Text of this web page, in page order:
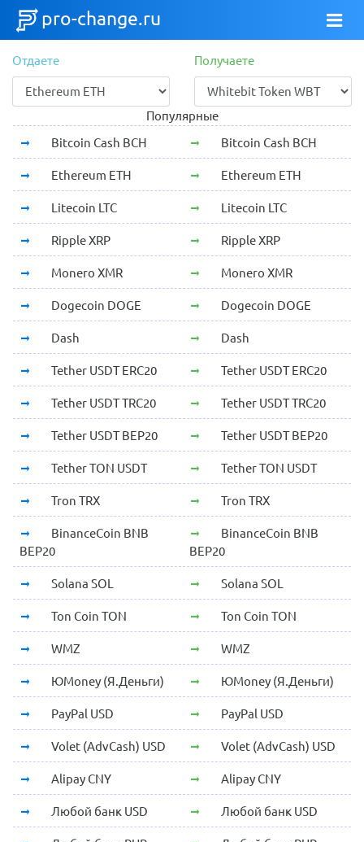
pro-change.ru
Отдаете Получаете
Популярные
Bitcoin Cash BCH
Bitcoin Cash BCH
Ethereum ETH Ethereum ETH
Litecoin LTC Litecoin LTC
Ripple XRP Ripple XRP
Monero XMR Monero XMR
Dogecoin DOGE Dogecoin DOGE
Dash Dash
Tether USDT ERC20 Tether USDT ERC20
Tether USDT TRC20 Tether USDT TRC20
Tether USDT BEP20 Tether USDT BEP20
Tether TON USDT Tether TON USDT
Tron TRX Tron TRX
BinanceCoin BNB
BEP20
BinanceCoin BNB
BEP20
Solana SOL Solana SOL
Ton Coin TON Ton Coin TON
WMZ WMZ
ЮMoney (Я.Деньги) ЮMoney (Я.Деньги)
PayPal USD PayPal USD
Volet (AdvCash) USD Volet (AdvCash) USD
Alipay CNY Alipay CNY
Любой банк USD Любой банк USD